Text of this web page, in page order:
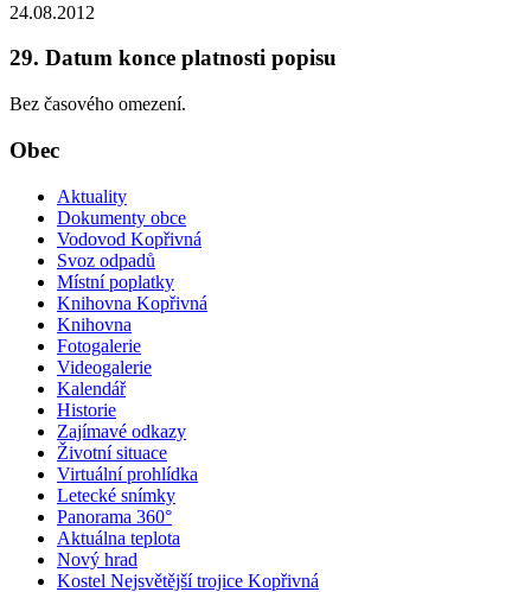
24.08.2012
29. Datum konce platnosti popisu
Bez časového omezení.
Obec
Aktuality
Dokumenty obce
Vodovod Kopřivná
Svoz odpadů
Místní poplatky
Knihovna Kopřivná
Knihovna
Fotogalerie
Videogalerie
Kalendář
Historie
Zajímavé odkazy
Životní situace
Virtuální prohlídka
Letecké snímky
Panorama 360°
Aktuálna teplota
Nový hrad
Kostel Nejsvětější trojice Kopřivná